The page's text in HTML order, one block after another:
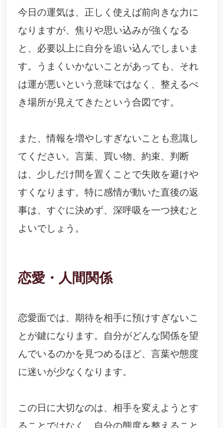
今日の運気は、正しく使えば前向きな力に
なりますが、焦りや思い込みが強くなる
と、必要以上に自分を追い込んでしまいま
す。うまくいかないことがあっても、それ
は運が悪いという意味ではなく、整えるべ
き場所が見えてきたという合図です。
また、情報を増やしすぎないことも意識し
てください。言葉、買い物、約束、判断
は、少しだけ間を置くことで失敗を避けや
すくなります。特に感情が動いた直後の返
事は、すぐに決めず、深呼吸を一つ挟むと
よいでしょう。
恋愛・人間関係
恋愛面では、期待を相手に預けすぎないこ
とが鍵になります。自分がどんな関係を望
んでいるのかを見つめるほど、言葉や態度
に迷いが少なくなります。
この日に大切なのは、相手を変えようとす
ることではなく、自分の態度を整えること